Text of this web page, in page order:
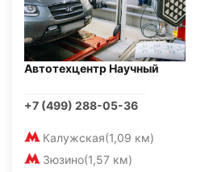
Автотехцентр Научный
+7 (499) 288-05-36
Калужская(1,09 км)
Зюзино(1,57 км)